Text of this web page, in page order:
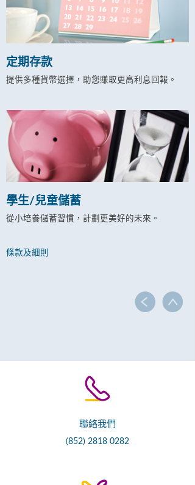
定期存款
提供多種貨幣選擇，助您賺取更高利息回報。
學生/兒童儲蓄
從小培養儲蓄習慣，計劃更美好的未來。
條款及細則
聯絡我們
(852) 2818 0282